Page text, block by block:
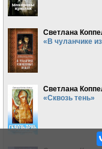
Светлана
«В чуланчике
Светлана
«Сквозь тень»